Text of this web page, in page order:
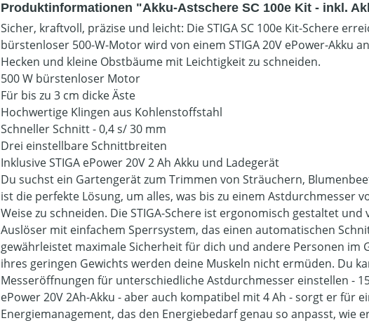
Produktinformationen "Akku-Astschere SC 100e Kit - inkl.
Sicher, kraftvoll, präzise und leicht: Die STIGA SC 100e Kit-Schere
bürstenloser 500-W-Motor wird von einem STIGA 20V ePower-Akku
Hecken und kleine Obstbäume mit Leichtigkeit zu schneiden.
500 W bürstenloser Motor
Für bis zu 3 cm dicke Äste
Hochwertige Klingen aus Kohlenstoffstahl
Schneller Schnitt - 0,4 s/ 30 mm
Drei einstellbare Schnittbreiten
Inklusive STIGA ePower 20V 2 Ah Akku und Ladegerät
Du suchst ein Gartengerät zum Trimmen von Sträuchern,
ist die perfekte Lösung, um alles, was bis zu einem Astdurchmesser
Weise zu schneiden. Die STIGA-Schere ist ergonomisch gestaltet
Auslöser mit einfachem Sperrsystem, das einen automatischen
gewährleistet maximale Sicherheit für dich und andere Personen im
ihres geringen Gewichts werden deine Muskeln nicht ermüden. Du
Messeröffnungen für unterschiedliche Astdurchmesser einstellen -
ePower 20V 2Ah-Akku - aber auch kompatibel mit 4 Ah - sorgt er für
Energiemanagement, das den Energiebedarf genau so anpasst, wie